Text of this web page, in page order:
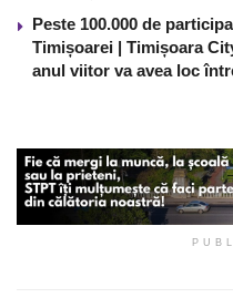
Peste 100.000 de
Timișoarei | Timișoara
anul viitor va avea loc